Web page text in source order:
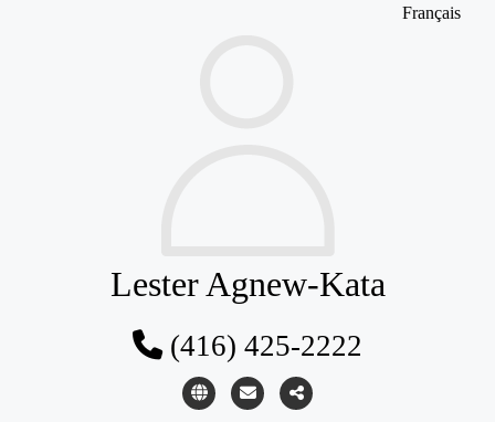
Français
Lester Agnew-Kata
(416) 425-2222